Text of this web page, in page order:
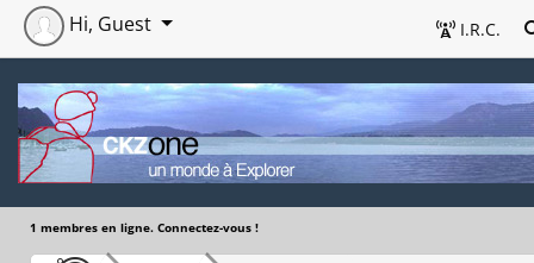
I.R.C.
Hi, Guest
1 membres en ligne. Connectez-vous !